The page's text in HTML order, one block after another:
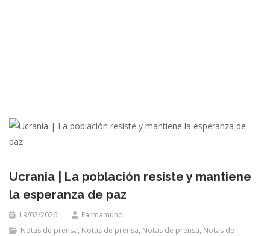
Ucrania | La población resiste y mantiene
la esperanza de paz
19/02/2026
Farmamundi
Notas de prensa, Notas de prensa, Notas de prensa, Notas de